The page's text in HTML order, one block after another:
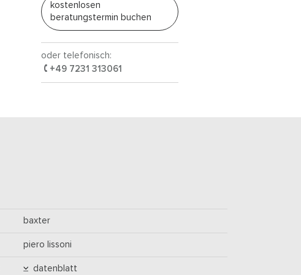
kostenlosen
beratungstermin buchen
oder telefonisch:
+49 7231 313061
baxter
piero lissoni
datenblatt